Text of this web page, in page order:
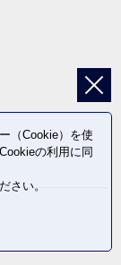
（Cookie）を使
の利用に同
さい。